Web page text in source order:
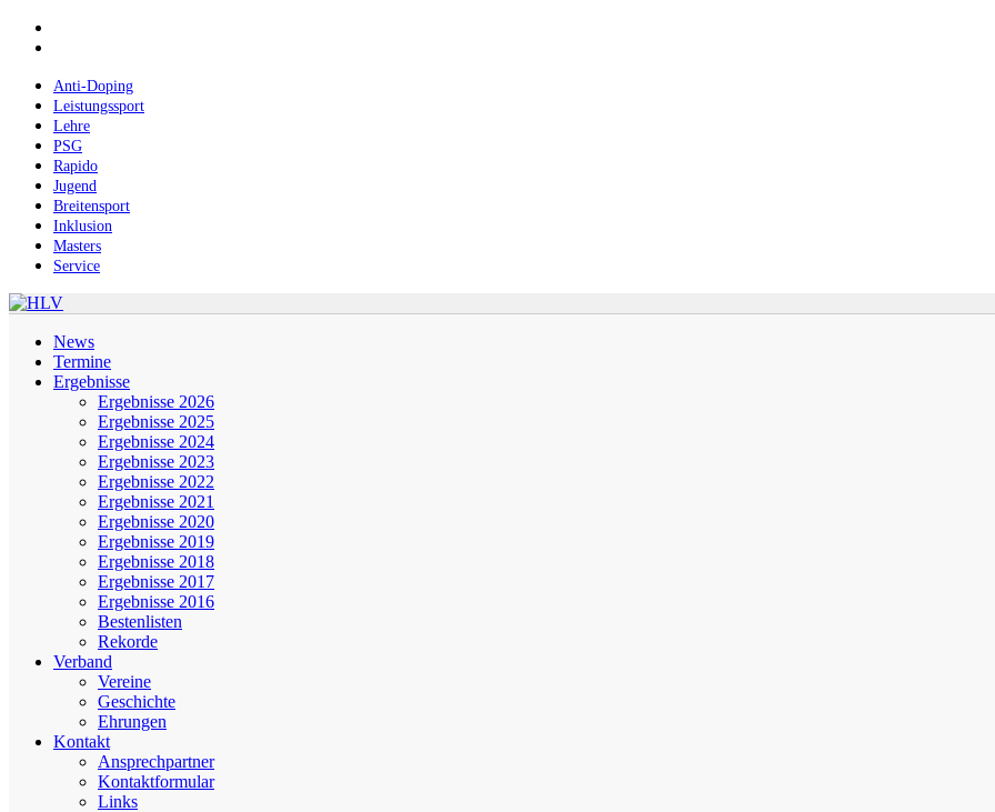
Skip
contentAnti-Doping
Leistungssport
Lehre
PSG
Rapido
Jugend
Breitensport
Inklusion
Masters
Service
News
Termine
Ergebnisse
Ergebnisse 2026
Ergebnisse 2025
Ergebnisse 2024
Ergebnisse 2023
Ergebnisse 2022
Ergebnisse 2021
Ergebnisse 2020
Ergebnisse 2019
Ergebnisse 2018
Ergebnisse 2017
Ergebnisse 2016
Bestenlisten
Rekorde
Verband
Vereine
Geschichte
Ehrungen
Kontakt
Ansprechpartner
Kontaktformular
Links